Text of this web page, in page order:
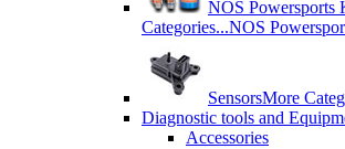
NOS Powersports
Categories...NOS
SensorsMore
Diagnostic tools and
Accessories